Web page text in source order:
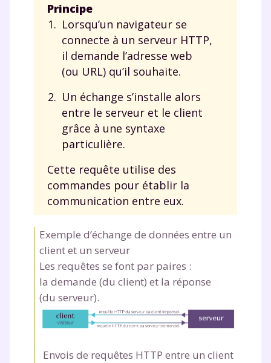
Principe
Lorsqu’un navigateur se
connecte à un serveur HTTP,
il demande l’adresse web
(ou URL) qu’il souhaite.
Un échange s’installe alors
entre le serveur et le client
grâce à une syntaxe
particulière.
Cette requête utilise des
commandes pour établir la
communication entre eux.
Exemple d’échange de données entre un
client et un serveur
Les requêtes se font par paires :
la demande (du client) et la réponse
(du serveur).
Envois de requêtes HTTP entre un client